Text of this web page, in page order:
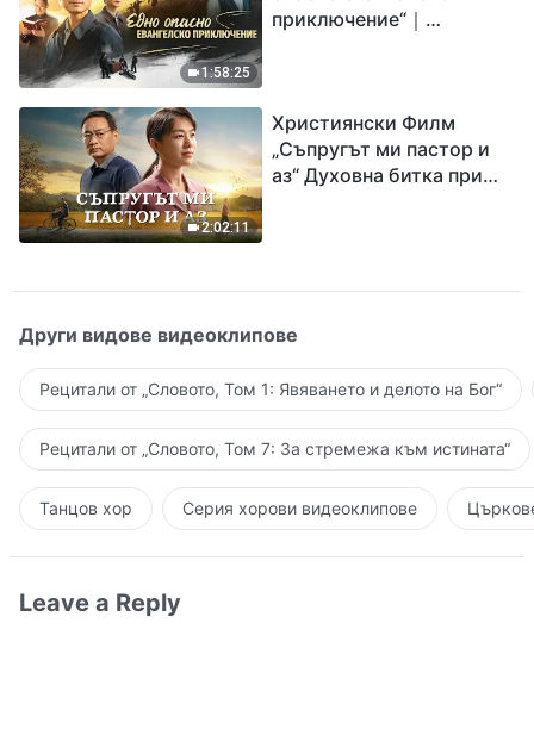
1:58:25
приключение“｜
Исус
2:02:11
Християнски Филм
„Съпругът ми пастор и
аз“ Духовна битка при
Други видове видеоклипове
Рецитали от „Словото, Том 1: Явяването и делото на Бог“
Рецитали от „Словото, Том 7: За стремежа към истината“
Танцов хор Серия хорови видеоклипове
Leave a Reply